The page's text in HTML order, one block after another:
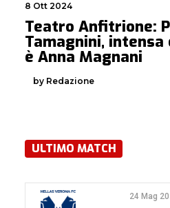
8 Ott 2024
Teatro Anfitrione:
Tamagnini, intensa
è Anna Magnani
by Redazione
ULTIMO MATCH
24 Mag